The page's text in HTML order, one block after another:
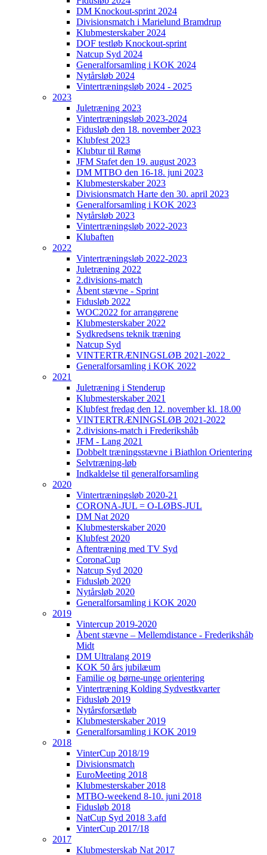
DM Knockout-sprint 2024
Divisionsmatch i Marielund Bramdrup
Klubmesterskaber 2024
DOF testløb Knockout-sprint
Natcup Syd 2024
Generalforsamling i KOK 2024
Nytårsløb 2024
Vintertræningsløb 2024 - 2025
2023
Juletræning 2023
Vintertræningsløb 2023-2024
Fidusløb den 18. november 2023
Klubfest 2023
Klubtur til Rømø
JFM Stafet den 19. august 2023
DM MTBO den 16-18. juni 2023
Klubmesterskaber 2023
Divisionsmatch Harte den 30. april 2023
Generalforsamling i KOK 2023
Nytårsløb 2023
Vintertræningsløb 2022-2023
Klubaften
2022
Vintertræningsløb 2022-2023
Juletræning 2022
2.divisions-match
Åbent stævne - Sprint
Fidusløb 2022
WOC2022 for arrangørene
Klubmesterskaber 2022
Sydkredsens teknik træning
Natcup Syd
VINTERTRÆNINGSLØB 2021-2022_
Generalforsamling i KOK 2022
2021
Juletræning i Stenderup
Klubmesterskaber 2021
Klubfest fredag den 12. november kl. 18.00
VINTERTRÆNINGSLØB 2021-2022
2.divisions-match i Frederikshåb
JFM - Lang 2021
Dobbelt træningsstævne i Biathlon Orientering
Selvtræning-løb
Indkaldelse til generalforsamling
2020
Vintertræningsløb 2020-21
CORONA-JUL = O-LØBS-JUL
DM Nat 2020
Klubmesterskaber 2020
Klubfest 2020
Aftentræning med TV Syd
CoronaCup
Natcup Syd 2020
Fidusløb 2020
Nytårsløb 2020
Generalforsamling i KOK 2020
2019
Vintercup 2019-2020
Åbent stævne – Mellemdistance - Frederikshåb
Midt
DM Ultralang 2019
KOK 50 års jubilæum
Familie og børne-unge orientering
Vintertræning Kolding Sydvestkvarter
Fidusløb 2019
Nytårsforsætløb
Klubmesterskaber 2019
Generalforsamling i KOK 2019
2018
VinterCup 2018/19
Divisionsmatch
EuroMeeting 2018
Klubmesterskaber 2018
MTBO-weekend 8-10. juni 2018
Fidusløb 2018
NatCup Syd 2018 3.afd
VinterCup 2017/18
2017
Klubmesterskab Nat 2017